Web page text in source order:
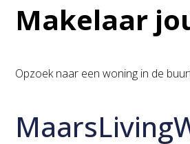
Makelaar
Opzoek naar een woning in de